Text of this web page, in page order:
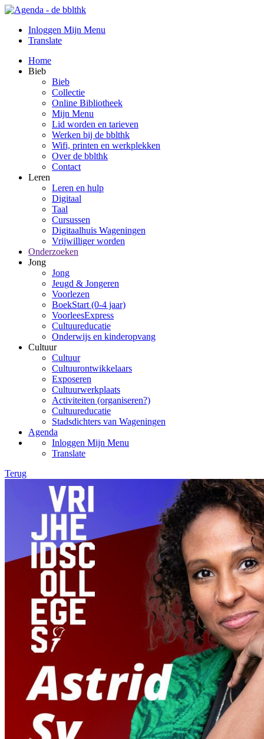
Inloggen Mijn Menu
Translate
Home
Bieb
Bieb
Collectie
Online Bibliotheek
Mijn Menu
Lid worden en tarieven
Werken bij de bblthk
Wifi, printen en werkplekken
Over de bblthk
Contact
Leren
Leren en hulp
Digitaal
Taal
Cursussen
Digitaalhuis Wageningen
Vrijwilliger worden
Onderzoeken
Jong
Jong
Jeugd & Jongeren
Voorlezen
BoekStart (0-4 jaar)
VoorleesExpress
Cultuureducatie
Onderwijs en kinderopvang
Cultuur
Cultuur
Cultuurontwikkelaars
Exposeren
Cultuurwerkplaats
Activiteiten (organiseren?)
Cultuureducatie
Stadsdichters van Wageningen
Agenda
Inloggen Mijn Menu
Translate
Terug